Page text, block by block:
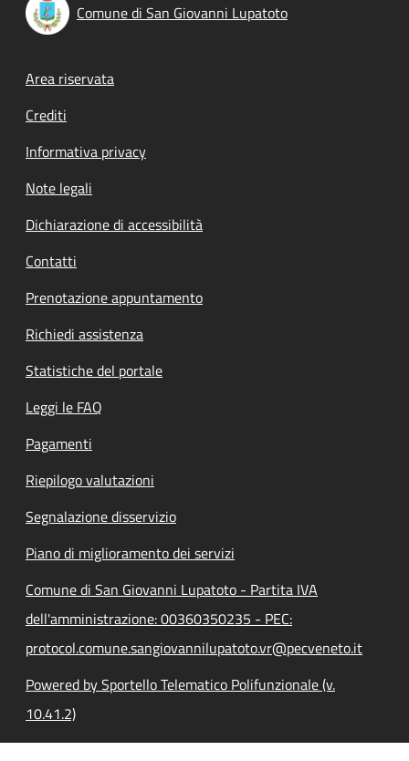
Comune di San Giovanni Lupatoto
Footer menu
Area riservata
Crediti
Informativa privacy
Note legali
Dichiarazione di accessibilità
Contatti
Prenotazione appuntamento
Richiedi assistenza
Statistiche del portale
Leggi le FAQ
Pagamenti
Riepilogo valutazioni
Segnalazione disservizio
Piano di miglioramento dei servizi
Comune di San Giovanni Lupatoto - Partita IVA
dell'amministrazione: 00360350235 - PEC:
protocol.comune.sangiovannilupatoto.vr@pecveneto.it
Powered by Sportello Telematico Polifunzionale (v.
10.41.2)